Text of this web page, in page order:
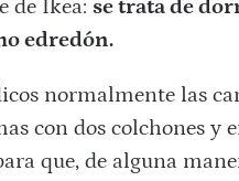
de Ikea: se trata de
edredón.
normalmente las
con dos colchones y
que, de alguna